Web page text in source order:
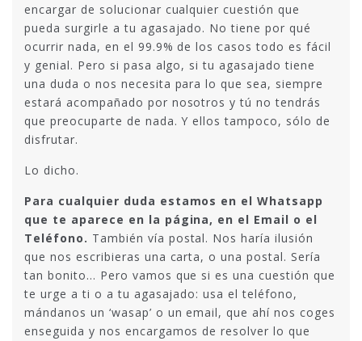
encargar de solucionar cualquier cuestión que
pueda surgirle a tu agasajado. No tiene por qué
ocurrir nada, en el 99.9% de los casos todo es fácil
y genial. Pero si pasa algo, si tu agasajado tiene
una duda o nos necesita para lo que sea, siempre
estará acompañado por nosotros y tú no tendrás
que preocuparte de nada. Y ellos tampoco, sólo de
disfrutar.
Lo dicho.
Para cualquier duda estamos en el Whatsapp
que te aparece en la página, en el Email o el
Teléfono. También vía postal. Nos haría ilusión
que nos escribieras una carta, o una postal. Sería
tan bonito… Pero vamos que si es una cuestión que
te urge a ti o a tu agasajado: usa el teléfono,
mándanos un ‘wasap’ o un email, que ahí nos coges
enseguida y nos encargamos de resolver lo que